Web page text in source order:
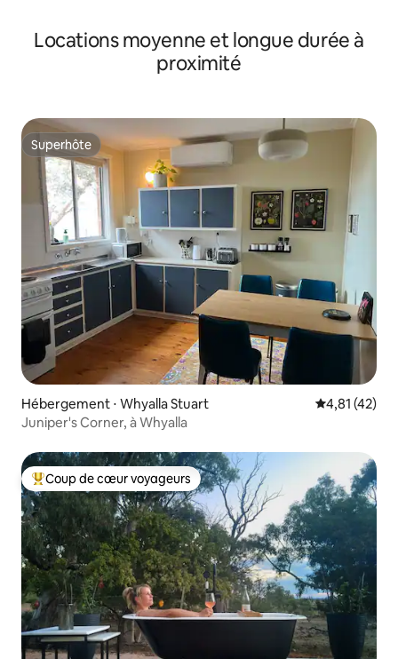
Locations moyenne et longue durée à
proximité
Superhôte
Superhôte
Hébergement ⋅ Whyalla Stuart Évaluation
4,81 (42)
Juniper's Corner, à Whyalla
Coups de cœur voyageurs les plus appréciés
Coup de cœur voyageurs